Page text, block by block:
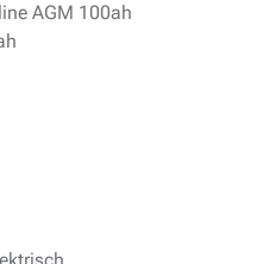
AGM 100ah